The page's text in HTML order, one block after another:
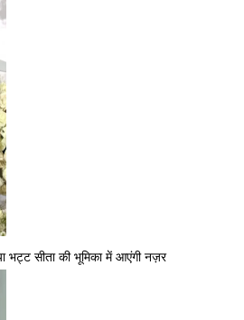
सीता की भूमिका में आएंगी नज़र